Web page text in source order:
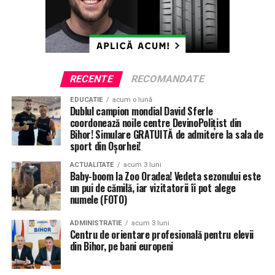
RECENTE RECOMANDATE
EDUCATIE acum o lună
Dublul campion mondial David Sferle
coordonează noile centre DevinoPolițist din
Bihor! Simulare GRATUITĂ de admitere la sala de
sport din Oșorhei!
ACTUALITATE acum 3 luni
Baby-boom la Zoo Oradea! Vedeta sezonului este
un pui de cămilă, iar vizitatorii îi pot alege
numele (FOTO)
ADMINISTRATIE acum 3 luni
Centru de orientare profesională pentru elevii
din Bihor, pe bani europeni